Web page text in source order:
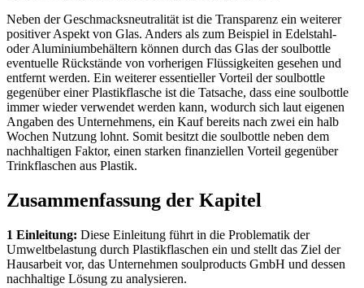
Neben der Geschmacksneutralität ist die Transparenz ein weiterer
positiver Aspekt von Glas. Anders als zum Beispiel in Edelstahl-
oder Aluminiumbehältern können durch das Glas der soulbottle
eventuelle Rückstände von vorherigen Flüssigkeiten gesehen und
entfernt werden. Ein weiterer essentieller Vorteil der soulbottle
gegenüber einer Plastikflasche ist die Tatsache, dass eine soulbottle
immer wieder verwendet werden kann, wodurch sich laut eigenen
Angaben des Unternehmens, ein Kauf bereits nach zwei ein halb
Wochen Nutzung lohnt. Somit besitzt die soulbottle neben dem
nachhaltigen Faktor, einen starken finanziellen Vorteil gegenüber
Trinkflaschen aus Plastik.
Zusammenfassung der Kapitel
1 Einleitung: Diese Einleitung führt in die Problematik der
Umweltbelastung durch Plastikflaschen ein und stellt das Ziel der
Hausarbeit vor, das Unternehmen soulproducts GmbH und dessen
nachhaltige Lösung zu analysieren.